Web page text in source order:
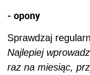
- opony
Sprawdzaj
Najlepiej
raz na miesiąc,